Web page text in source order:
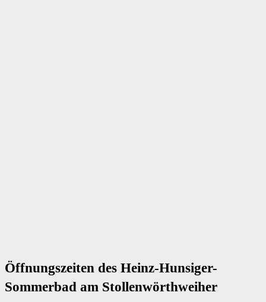
Öffnungszeiten des Heinz-Hunsiger-
Sommerbad am Stollenwörthweiher